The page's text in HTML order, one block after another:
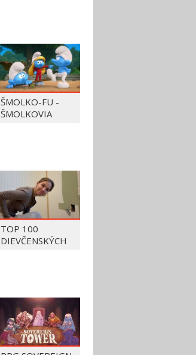
ŠMOLKO-FU -
ŠMOLKOVIA
TOP 100
DIEVČENSKÝCH